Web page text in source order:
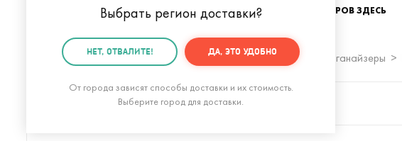
Выбрать регион доставки?
НЕТ, ОТВАЛИТЕ! ДА, ЭТО УДОБНО
От города зависят способы доставки и их стоимость.
Выберите город для доставки.
КАТАЛОГ ТОВАРОВ ЗДЕСЬ
Главная Дом и офис Рабочее место Настольные органайзеры
Настольный органайзер Череп Skull